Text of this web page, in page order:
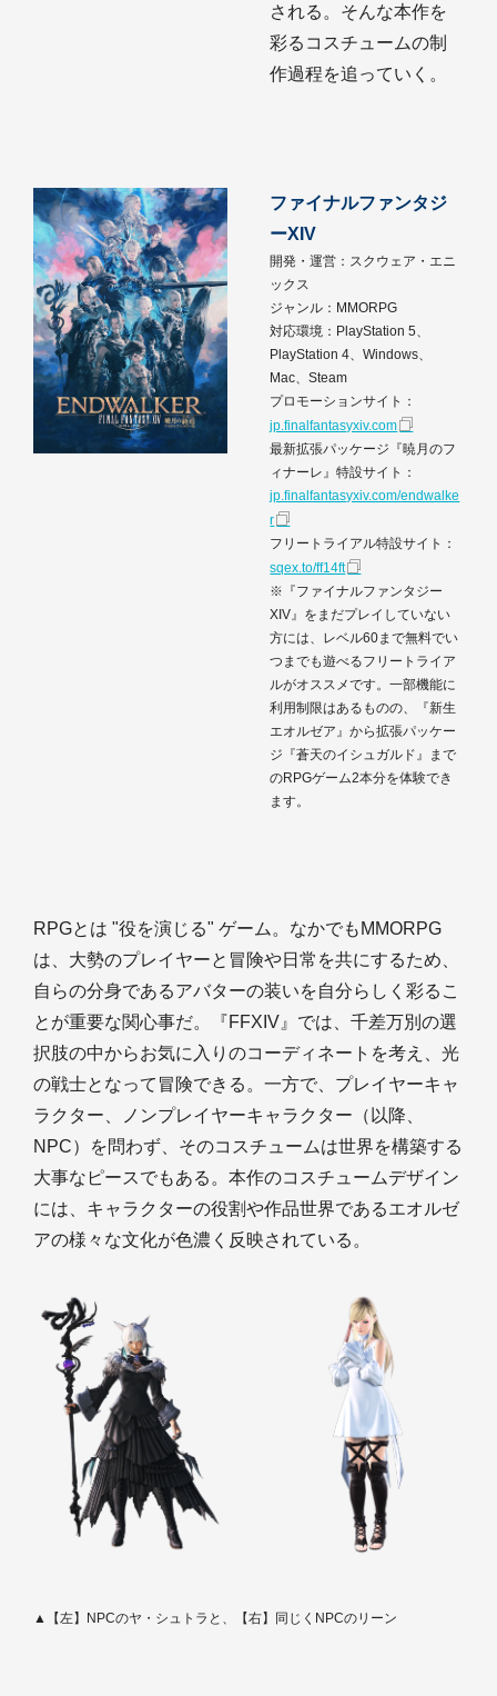
される。そんな本作を
彩るコスチュームの制
作過程を追っていく。
ファイナルファンタジ
ーXIV
開発・運営：スクウェア・エニ
ックス
ジャンル：MMORPG
対応環境：PlayStation 5、
PlayStation 4、Windows、
Mac、Steam
プロモーションサイト：
jp.finalfantasyxiv.com
最新拡張パッケージ『暁月のフ
ィナーレ』特設サイト：
jp.finalfantasyxiv.com/endwalke
r
フリートライアル特設サイト：
sqex.to/ff14ft
※『ファイナルファンタジー
XIV』をまだプレイしていない
方には、レベル60まで無料でい
つまでも遊べるフリートライア
ルがオススメです。一部機能に
利用制限はあるものの、『新生
エオルゼア』から拡張パッケー
ジ『蒼天のイシュガルド』まで
のRPGゲーム2本分を体験でき
ます。
RPGとは "役を演じる" ゲーム。なかでもMMORPG
は、大勢のプレイヤーと冒険や日常を共にするため、
自らの分身であるアバターの装いを自分らしく彩るこ
とが重要な関心事だ。『FFXIV』では、千差万別の選
択肢の中からお気に入りのコーディネートを考え、光
の戦士となって冒険できる。一方で、プレイヤーキャ
ラクター、ノンプレイヤーキャラクター（以降、
NPC）を問わず、そのコスチュームは世界を構築する
大事なピースでもある。本作のコスチュームデザイン
には、キャラクターの役割や作品世界であるエオルゼ
アの様々な文化が色濃く反映されている。
▲【左】NPCのヤ・シュトラと、【右】同じくNPCのリーン